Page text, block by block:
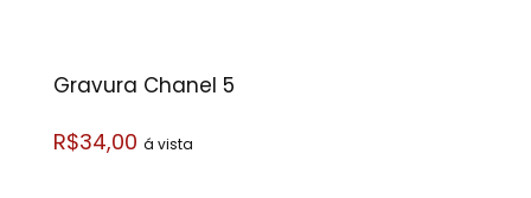
Gravura Chanel 5
R$34,00 á vista